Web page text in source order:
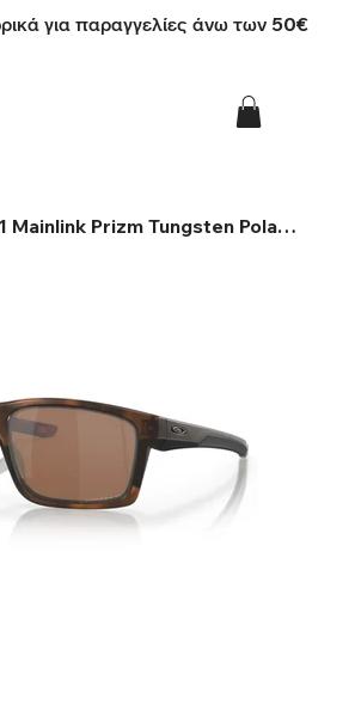
για παραγγελίες άνω των 50€
OO9264-4961 Mainlink Prizm Tungsten Polarized